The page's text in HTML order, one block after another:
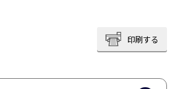
印刷する